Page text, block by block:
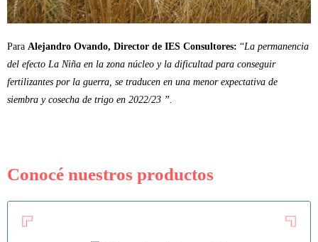
Para Alejandro Ovando, Director de IES Consultores: “La permanencia
del efecto La Niña en la zona núcleo y la dificultad para conseguir
fertilizantes por la guerra, se traducen en una menor expectativa de
siembra y cosecha de trigo en 2022/23 ”.
Conocé nuestros productos